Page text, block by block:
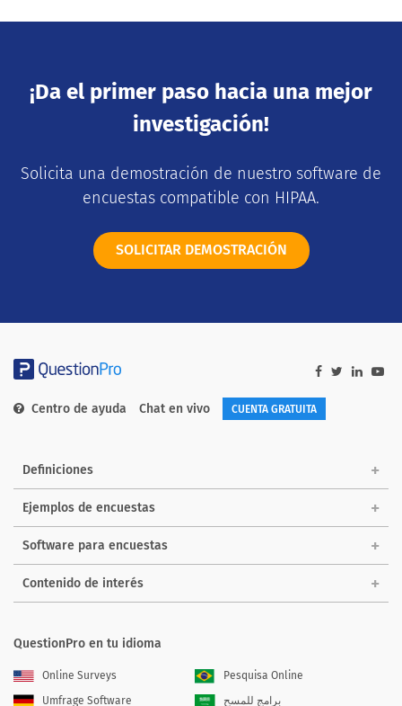
¡Da el primer paso hacia una mejor
investigación!
Solicita una demostración de nuestro software de
encuestas compatible con HIPAA.
SOLICITAR DEMOSTRACIÓN
Centro de ayuda Chat en vivo CUENTA GRATUITA
Definiciones
Ejemplos de encuestas
Software para encuestas
Contenido de interés
QuestionPro en tu idioma
Online Surveys
Pesquisa Online
Umfrage Software
برامج للمسح